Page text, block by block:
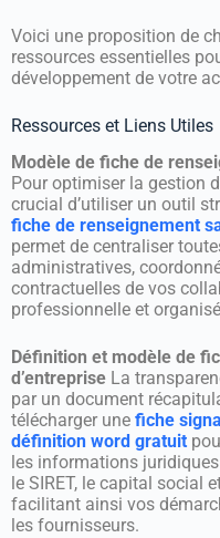
Voici une proposition de
ressources essentielles
développement de votre
Ressources et Liens Utiles
Modèle de fiche de
Pour optimiser la gestion
crucial d’utiliser un outil
fiche de renseignement
permet de centraliser
administratives,
contractuelles de vos
professionnelle et
Définition et modèle de
d’entreprise La
par un document
télécharger une fiche
définition word gratuit
les informations
le SIRET, le capital social
facilitant ainsi vos
les fournisseurs.